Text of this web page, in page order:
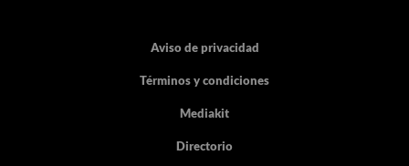
Aviso de privacidad
Términos y condiciones
Mediakit
Directorio